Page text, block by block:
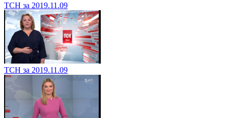
ТСН за 2019.11.09
ТСН за 2019.11.09